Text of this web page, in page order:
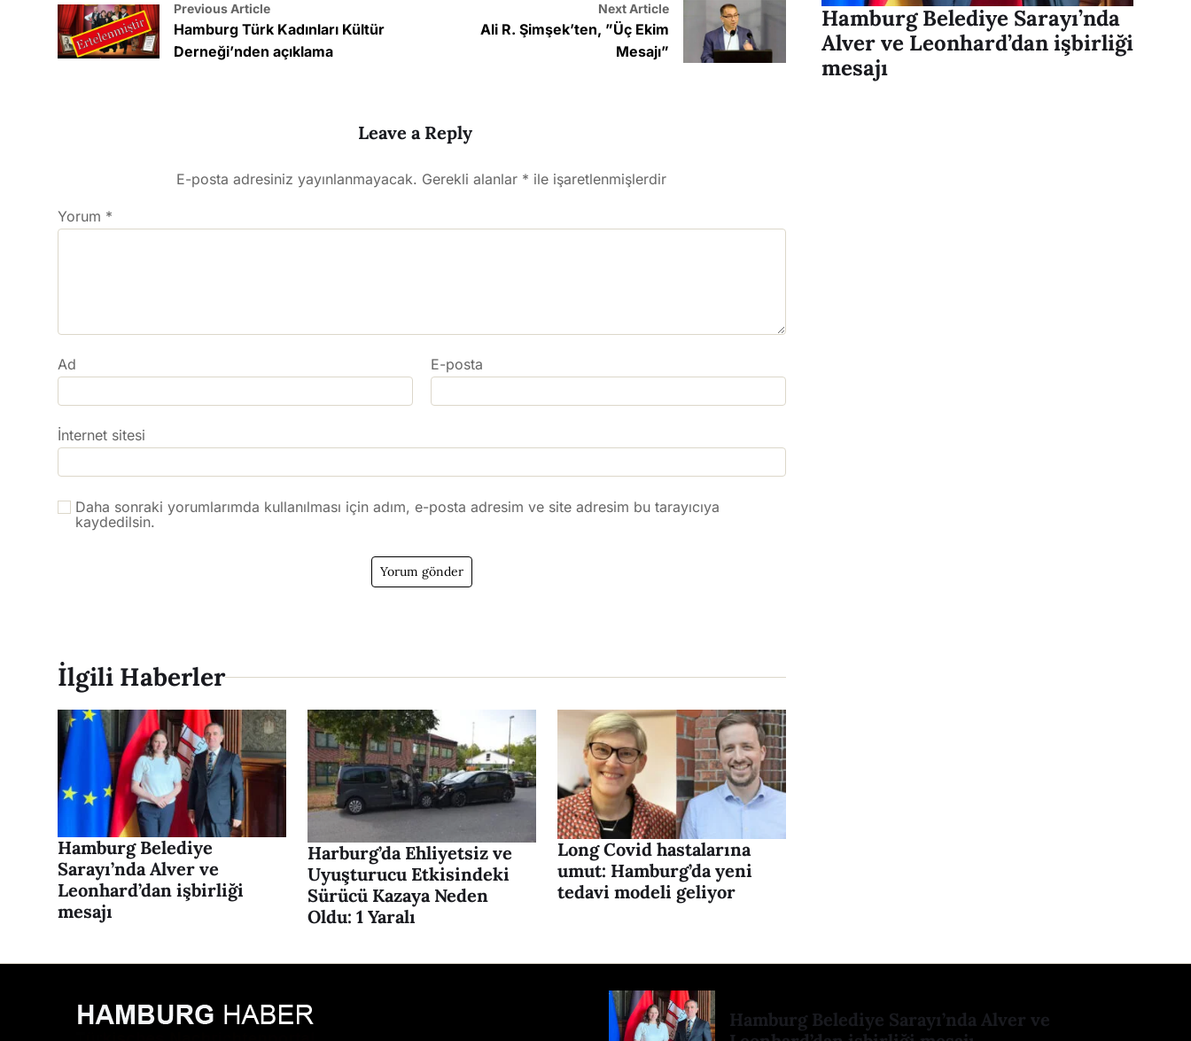
Previous Article
Hamburg Türk Kadınları Kültür
Derneği’nden açıklama
Next Article
Ali R. Şimşek’ten, ”Üç Ekim
Mesajı”
Leave a Reply
E-posta adresiniz yayınlanmayacak. Gerekli alanlar * ile işaretlenmişlerdir
Yorum *
Ad E-posta
İnternet sitesi
Daha sonraki yorumlarımda kullanılması için adım, e-posta adresim ve site adresim bu tarayıcıya
kaydedilsin.
İlgili Haberler
Hamburg Belediye
Sarayı’nda Alver ve
Leonhard’dan işbirliği
mesajı
Harburg’da Ehliyetsiz ve
Uyuşturucu Etkisindeki
Sürücü Kazaya Neden
Oldu: 1 Yaralı
Long Covid hastalarına
umut: Hamburg’da yeni
tedavi modeli geliyor
Hamburg Belediye Sarayı’nda
Alver ve Leonhard’dan işbirliği
mesajı
Hamburg Belediye Sarayı’nda Alver ve